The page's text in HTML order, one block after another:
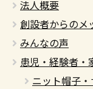
法人概要
創設者からのメ
みんなの声
患児・経験者・
ニット帽子